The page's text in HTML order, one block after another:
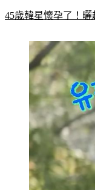
45歲韓星懷孕了！